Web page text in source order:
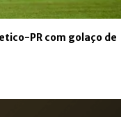
PR com golaço de